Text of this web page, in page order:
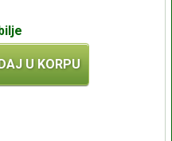
U KORPU